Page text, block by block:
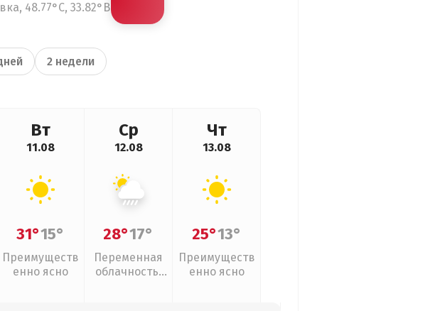
48.77°С, 33.82°В
2 недели
Вт
11.08
31°15°
Преимуществ
енно ясно
Ср
12.08
28°17°
Переменная
облачность,
Чт
13.08
25°13°
Преимуществ
енно ясно